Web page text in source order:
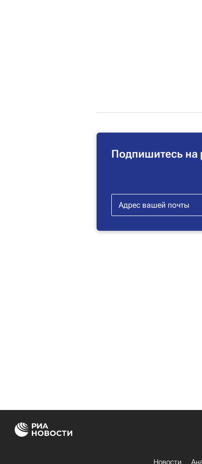
Подпишитесь
Новости